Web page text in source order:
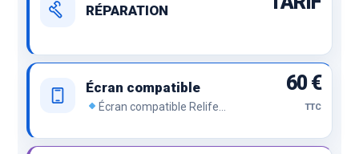
RÉPARATION
Écran compatible
Écran compatible Relife
prix sans renier la qualité.
60 €
TTC